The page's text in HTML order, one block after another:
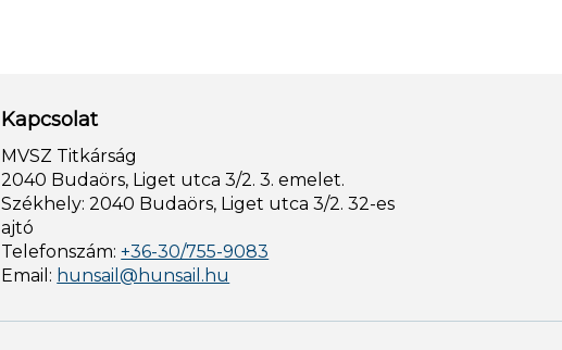
Kapcsolat
MVSZ Titkárság
2040 Budaörs, Liget utca 3/2. 3. emelet.
Székhely: 2040 Budaörs, Liget utca 3/2. 32-es
ajtó
Telefonszám:+36-30/755-9083
Email: hunsail@hunsail.hu